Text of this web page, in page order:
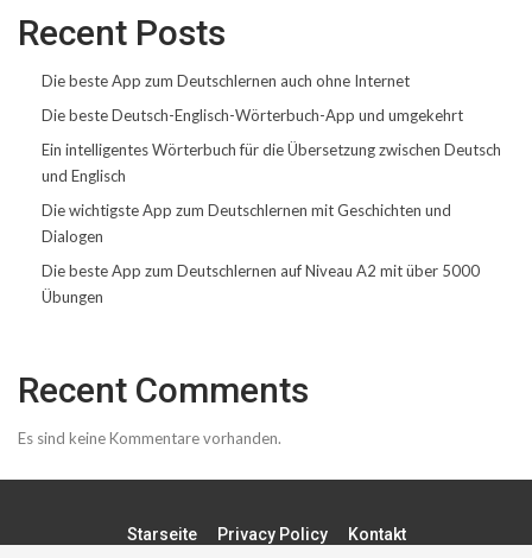
Recent Posts
Die beste App zum Deutschlernen auch ohne Internet
Die beste Deutsch-Englisch-Wörterbuch-App und umgekehrt
Ein intelligentes Wörterbuch für die Übersetzung zwischen Deutsch
und Englisch
Die wichtigste App zum Deutschlernen mit Geschichten und
Dialogen
Die beste App zum Deutschlernen auf Niveau A2 mit über 5000
Übungen
Recent Comments
Es sind keine Kommentare vorhanden.
Starseite Privacy Policy Kontakt